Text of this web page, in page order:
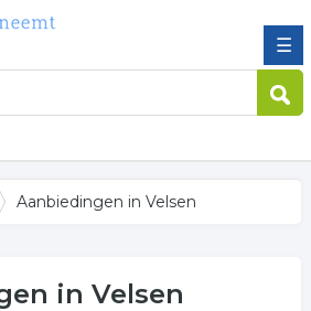
☰
Aanbiedingen in Velsen
in Velsen